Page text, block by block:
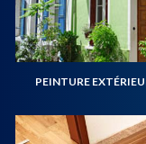
PEINTURE